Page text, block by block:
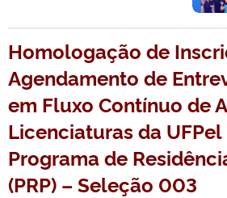
Homologação de
Agendamento de
em Fluxo Contínuo de
Licenciaturas da UFPel
Programa de
(PRP) – Seleção 003